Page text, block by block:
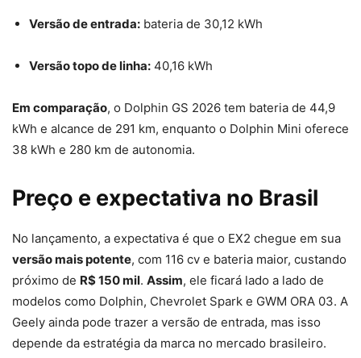
Versão de entrada: bateria de 30,12 kWh
Versão topo de linha: 40,16 kWh
Em comparação, o Dolphin GS 2026 tem bateria de 44,9
kWh e alcance de 291 km, enquanto o Dolphin Mini oferece
38 kWh e 280 km de autonomia.
Preço e expectativa no Brasil
No lançamento, a expectativa é que o EX2 chegue em sua
versão mais potente, com 116 cv e bateria maior, custando
próximo de R$ 150 mil. Assim, ele ficará lado a lado de
modelos como Dolphin, Chevrolet Spark e GWM ORA 03. A
Geely ainda pode trazer a versão de entrada, mas isso
depende da estratégia da marca no mercado brasileiro.